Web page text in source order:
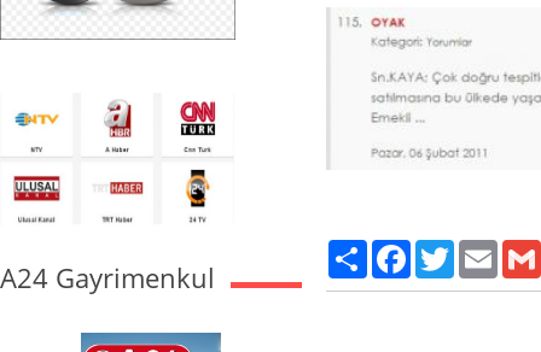
A24 Gayrimenkul
Paylaş FacebookTwitter Email